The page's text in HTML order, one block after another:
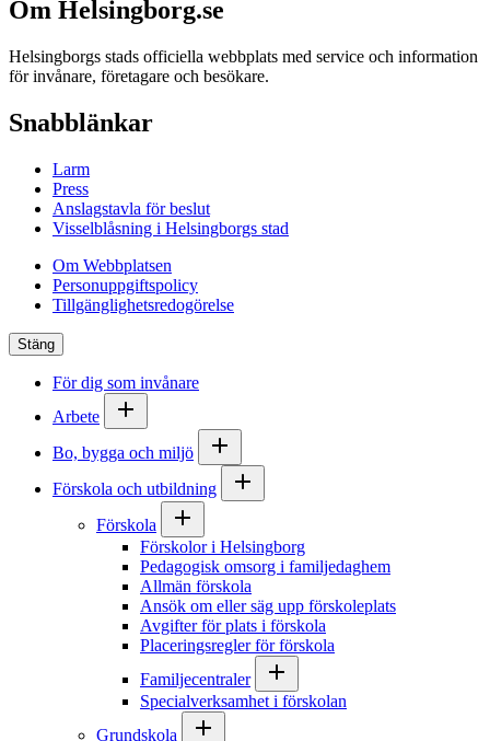
Om Helsingborg.se
Helsingborgs stads officiella webbplats med service och information
för invånare, företagare och besökare.
Snabblänkar
Larm
Press
Anslagstavla för beslut
Visselblåsning i Helsingborgs stad
Om Webbplatsen
Personuppgiftspolicy
Tillgänglighetsredogörelse
Stäng
För dig som invånare
Arbete
Bo, bygga och miljö
Förskola och utbildning
Förskola
Förskolor i Helsingborg
Pedagogisk omsorg i familjedaghem
Allmän förskola
Ansök om eller säg upp förskoleplats
Avgifter för plats i förskola
Placeringsregler för förskola
Familjecentraler
Specialverksamhet i förskolan
Grundskola